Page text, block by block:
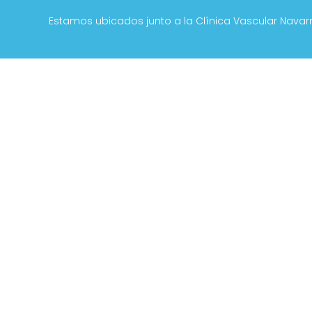
Estamos ubicados junto a la Clínica Vascular